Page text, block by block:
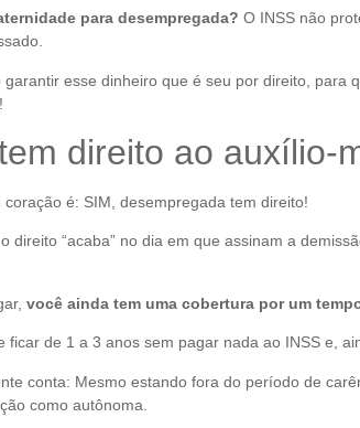
para desempregada? O INSS não
esse dinheiro que é seu por direito, para
direito ao auxílio-
é: SIM, desempregada tem direito!
direito “acaba” no dia em que assinam a
você ainda tem uma cobertura por um
ficar de 1 a 3 anos sem pagar nada ao INSS e,
conta: Mesmo estando fora do período de
como autônoma.